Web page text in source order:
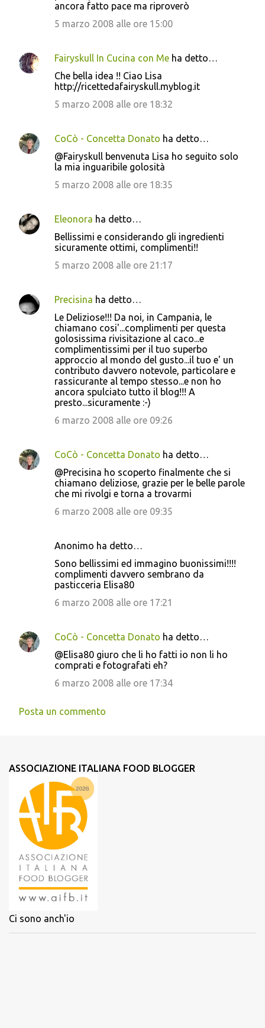
ancora fatto pace ma riproverò
5 marzo 2008 alle ore 15:00
Fairyskull In Cucina con Me ha detto…
Che bella idea !! Ciao Lisa
http://ricettedafairyskull.myblog.it
5 marzo 2008 alle ore 18:32
CoCò - Concetta Donato ha detto…
@Fairyskull benvenuta Lisa ho seguito solo
la mia inguaribile golosità
5 marzo 2008 alle ore 18:35
Eleonora ha detto…
Bellissimi e considerando gli ingredienti
sicuramente ottimi, complimenti!!
5 marzo 2008 alle ore 21:17
Precisina ha detto…
Le Deliziose!!! Da noi, in Campania, le
chiamano cosi'...complimenti per questa
golosissima rivisitazione al caco...e
complimentissimi per il tuo superbo
approccio al mondo del gusto...il tuo e' un
contributo davvero notevole, particolare e
rassicurante al tempo stesso...e non ho
ancora spulciato tutto il blog!!! A
presto...sicuramente :-)
6 marzo 2008 alle ore 09:26
CoCò - Concetta Donato ha detto…
@Precisina ho scoperto finalmente che si
chiamano deliziose, grazie per le belle parole
che mi rivolgi e torna a trovarmi
6 marzo 2008 alle ore 09:35
Anonimo ha detto…
Sono bellissimi ed immagino buonissimi!!!!
complimenti davvero sembrano da
pasticceria Elisa80
6 marzo 2008 alle ore 17:21
CoCò - Concetta Donato ha detto…
@Elisa80 giuro che li ho fatti io non li ho
comprati e fotografati eh?
6 marzo 2008 alle ore 17:34
Posta un commento
ASSOCIAZIONE ITALIANA FOOD BLOGGER
Ci sono anch'io